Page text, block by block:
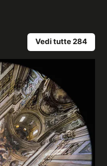
Vedi tutte 284